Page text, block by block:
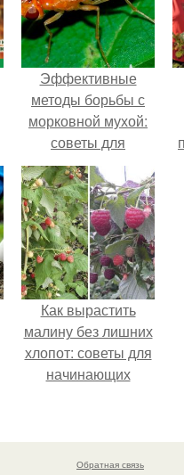
Эффективные
методы борьбы с
морковной мухой:
советы для
садоводов
Как вырастить
малину без лишних
хлопот: советы для
начинающих
Обратная связь